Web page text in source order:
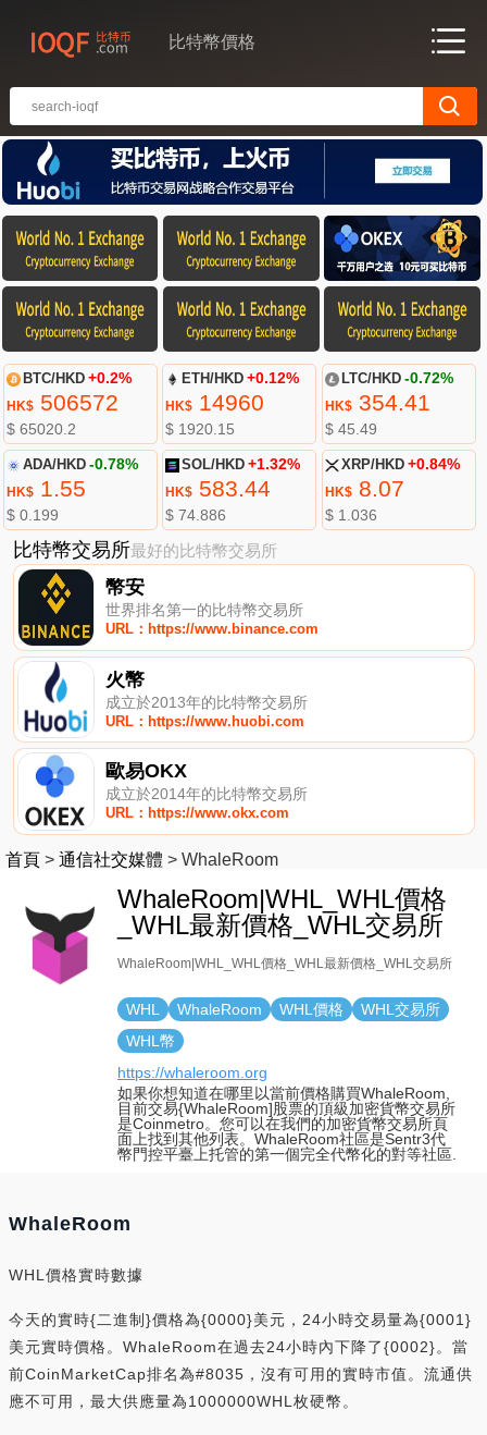
比特幣價格
BTC/HKD +0.2%
HK$506572
$ 65020.2
ETH/HKD +0.12%
HK$ 14960
$ 1920.15
LTC/HKD -0.72%
HK$354.41
$ 45.49
ADA/HKD -0.78%
HK$1.55
$ 0.199
SOL/HKD +1.32%
HK$ 583.44
$ 74.886
XRP/HKD +0.84%
HK$8.07
$ 1.036
比特幣交易所最好的比特幣交易所
幣安
世界排名第一的比特幣交易所
URL：https://www.binance.com
火幣
成立於2013年的比特幣交易所
URL：https://www.huobi.com
歐易OKX
成立於2014年的比特幣交易所
URL：https://www.okx.com
首頁 > 通信社交媒體 > WhaleRoom
WhaleRoom|WHL_WHL價格
_WHL最新價格_WHL交易所
WhaleRoom|WHL_WHL價格_WHL最新價格_WHL交易所
WHL WhaleRoom WHL價格
WHL交易所
WHL幣
https://whaleroom.org
如果你想知道在哪里以當前價格購買WhaleRoom,
目前交易{WhaleRoom]股票的頂級加密貨幣交易所
是Coinmetro。您可以在我們的加密貨幣交易所頁
面上找到其他列表。WhaleRoom社區是Sentr3代
幣門控平臺上托管的第一個完全代幣化的對等社區.
WhaleRoom
WHL價格實時數據
今天的實時{二進制}價格為{0000}美元，24小時交易量為{0001}
美元實時價格。WhaleRoom在過去24小時內下降了{0002}。當
前CoinMarketCap排名為#8035，沒有可用的實時市值。流通供
應不可用，最大供應量為1000000WHL枚硬幣。